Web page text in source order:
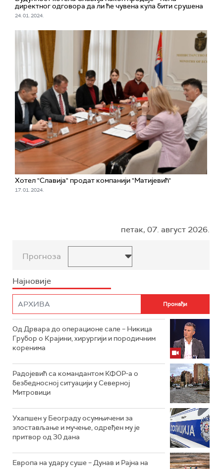
директног одговора да ли ће чувена кула бити срушена
24. 01. 2024.
Хотел "Славија" продат компанији "Матијевић"
17. 01. 2024.
петак, 07. август 2026.
Прогноза
Најновије
Од Дрвара до операционе сале – Никица
Грубор о Крајини, хирургији и породичним
коренима
Радојевић са командантом КФОР-а о
безбедносној ситуацији у Северној
Митровици
Ухапшен у Београду осумњичени за
злостављање и мучење, одређен му је
притвор од 30 дана
Европа на удару суше – Дунав и Рајна на